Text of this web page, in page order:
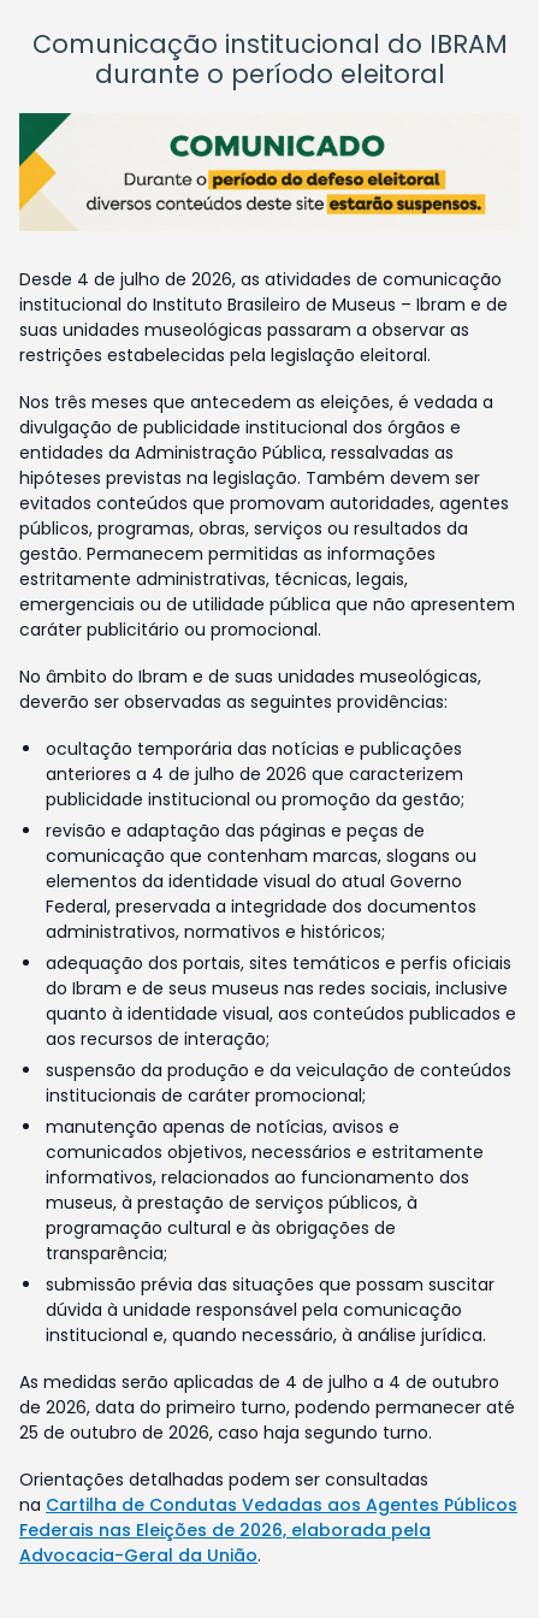
Comunicação institucional do IBRAM
durante o período eleitoral
Desde 4 de julho de 2026, as atividades de comunicação
institucional do Instituto Brasileiro de Museus – Ibram e de
suas unidades museológicas passaram a observar as
restrições estabelecidas pela legislação eleitoral.
Nos três meses que antecedem as eleições, é vedada a
divulgação de publicidade institucional dos órgãos e
entidades da Administração Pública, ressalvadas as
hipóteses previstas na legislação. Também devem ser
evitados conteúdos que promovam autoridades, agentes
públicos, programas, obras, serviços ou resultados da
gestão. Permanecem permitidas as informações
estritamente administrativas, técnicas, legais,
emergenciais ou de utilidade pública que não apresentem
caráter publicitário ou promocional.
No âmbito do Ibram e de suas unidades museológicas,
deverão ser observadas as seguintes providências:
ocultação temporária das notícias e publicações
anteriores a 4 de julho de 2026 que caracterizem
publicidade institucional ou promoção da gestão;
revisão e adaptação das páginas e peças de
comunicação que contenham marcas, slogans ou
elementos da identidade visual do atual Governo
Federal, preservada a integridade dos documentos
administrativos, normativos e históricos;
adequação dos portais, sites temáticos e perfis oficiais
do Ibram e de seus museus nas redes sociais, inclusive
quanto à identidade visual, aos conteúdos publicados e
aos recursos de interação;
suspensão da produção e da veiculação de conteúdos
institucionais de caráter promocional;
manutenção apenas de notícias, avisos e
comunicados objetivos, necessários e estritamente
informativos, relacionados ao funcionamento dos
museus, à prestação de serviços públicos, à
programação cultural e às obrigações de
transparência;
submissão prévia das situações que possam suscitar
dúvida à unidade responsável pela comunicação
institucional e, quando necessário, à análise jurídica.
As medidas serão aplicadas de 4 de julho a 4 de outubro
de 2026, data do primeiro turno, podendo permanecer até
25 de outubro de 2026, caso haja segundo turno.
Orientações detalhadas podem ser consultadas
na Cartilha de Condutas Vedadas aos Agentes Públicos
Federais nas Eleições de 2026, elaborada pela
Advocacia-Geral da União.